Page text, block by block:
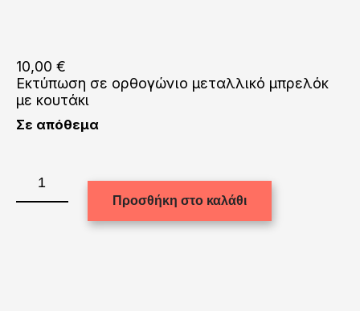
10,00 €
Εκτύπωση σε ορθογώνιο μεταλλικό μπρελόκ
με κουτάκι
Σε απόθεμα
ορθογώνιο
μεταλλικό
Προσθήκη στο καλάθι